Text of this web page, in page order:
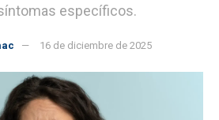
específicos.
16 de diciembre de 2025